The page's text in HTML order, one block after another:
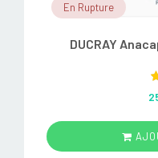
En Rupture
DUCRAY